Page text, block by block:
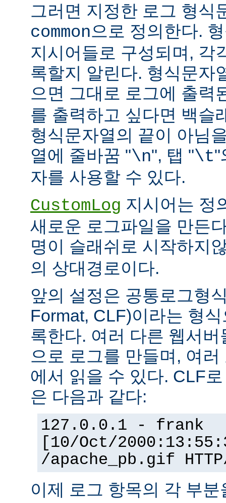
그러면 지정한 로그 형식
common으로 정의한다.
지시어들로 구성되며, 각
록할지 알린다. 형식문자
으면 그대로 로그에 출력
를 출력하고 싶다면 백슬
형식문자열의 끝이 아님
열에 줄바꿈 "\n", 탭 "\t"
자를 사용할 수 있다.
CustomLog 지시어는 정
새로운 로그파일을 만든
명이 슬래쉬로 시작하지
의 상대경로이다.
앞의 설정은 공통로그형
Format, CLF)이라는 형
록한다. 여러 다른 웹서
으로 로그를 만들며, 여
에서 읽을 수 있다. CLF
은 다음과 같다:
127.0.0.1 - frank
[10/Oct/
/apache_pb.gif
이제 로그 항목의 각 부